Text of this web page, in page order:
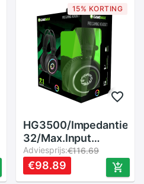
Ondersteuning Atx
Power 3.5 ''Hdd
USB3.0
15% KORTING
HG3500/Impedantie:
32/Max.Input
Vermogen: 100
Mw/Plug Type:
3.5mmX2 +
Adviesprijs:€116.69
€98.89